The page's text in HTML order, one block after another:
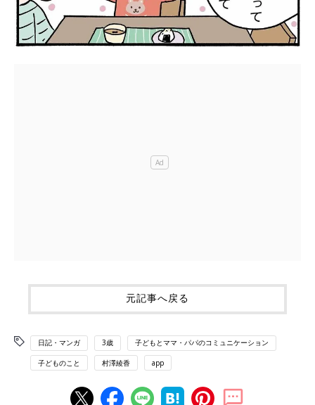
元記事へ戻る
日記・マンガ 3歳 子どもとママ・パパのコミュニケーション
子どものこと 村澤綾香 app